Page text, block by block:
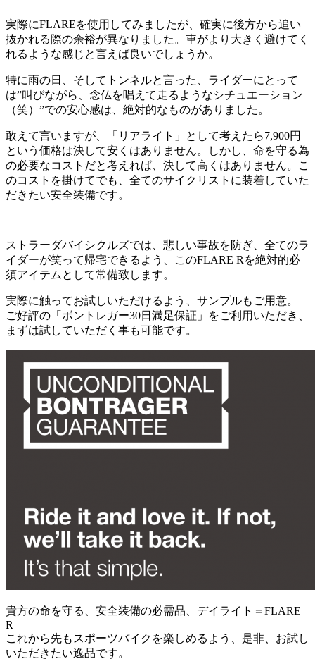
実際にFLAREを使用してみましたが、確実に後方から追い
抜かれる際の余裕が異なりました。車がより大きく避けてく
れるような感じと言えば良いでしょうか。
特に雨の日、そしてトンネルと言った、ライダーにとって
は”叫びながら、念仏を唱えて走るようなシチュエーション
（笑）”での安心感は、絶対的なものがありました。
敢えて言いますが、「リアライト」として考えたら7,900円
という価格は決して安くはありません。しかし、命を守る為
の必要なコストだと考えれば、決して高くはありません。こ
のコストを掛けてでも、全てのサイクリストに装着していた
だきたい安全装備です。
ストラーダバイシクルズでは、悲しい事故を防ぎ、全てのラ
イダーが笑って帰宅できるよう、このFLARE Rを絶対的必
須アイテムとして常備致します。
実際に触ってお試しいただけるよう、サンプルもご用意。
ご好評の「ボントレガー30日満足保証」をご利用いただき、
まずは試していただく事も可能です。
貴方の命を守る、安全装備の必需品、デイライト＝FLARE
R
これから先もスポーツバイクを楽しめるよう、是非、お試し
いただきたい逸品です。